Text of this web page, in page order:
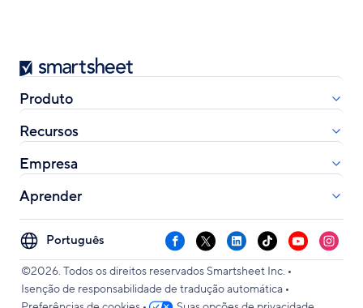
Smartsheet
Produto
Recursos
Empresa
Aprender
Select
your
language
Facebook
X LinkedInTikTokYouTube
©2026. Todos os direitos reservados Smartsheet Inc. •
Isenção de responsabilidade de tradução automática •